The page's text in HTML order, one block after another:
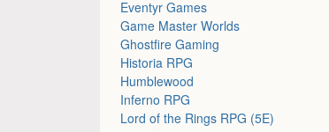
Eventyr Games
Game Master Worlds
Ghostfire Gaming
Historia RPG
Humblewood
Inferno RPG
Lord of the Rings RPG (5E)